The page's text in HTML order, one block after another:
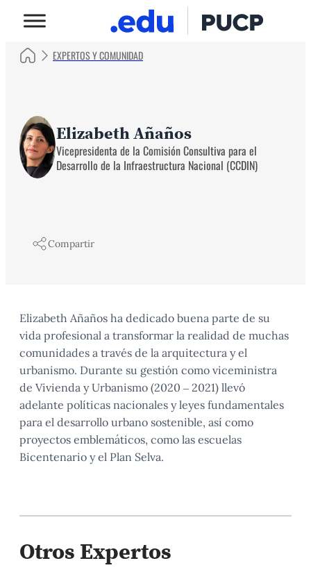
EXPERTOS Y COMUNIDAD
Elizabeth Añaños
Vicepresidenta de la Comisión Consultiva para el
Desarrollo de la Infraestructura Nacional (CCDIN)
Compartir
Elizabeth Añaños ha dedicado buena parte de su
vida profesional a transformar la realidad de muchas
comunidades a través de la arquitectura y el
urbanismo. Durante su gestión como viceministra
de Vivienda y Urbanismo (2020 – 2021) llevó
adelante políticas nacionales y leyes fundamentales
para el desarrollo urbano sostenible, así como
proyectos emblemáticos, como las escuelas
Bicentenario y el Plan Selva.
Otros Expertos